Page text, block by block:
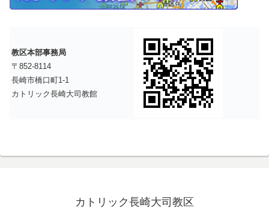
教区本部事務局
〒852-8114
長崎市橋口町1-1
カトリック長崎大司教館
カトリック長崎大司教区